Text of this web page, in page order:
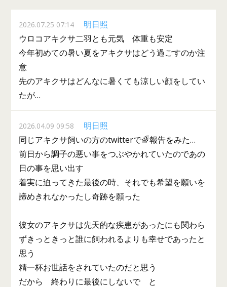
2026.07.25 07:14
明日照
ウロコアキクサ二羽とも元気 体重も安定
今年初めての暑い夏をアキクサはどう過ごすのか注
意
先のアキクサはどんなに暑くても涼しい顔をしてい
たが…
2026.04.09 09:58
明日照
同じアキクサ飼いの方のtwitterで🌈報告をみた…
前日から調子の悪い事をつぶやかれていたのであの
日の事を思い出す
着実に迫ってきた最後の時、それでも希望を願いを
諦めきれなかったし奇跡を願った
彼女のアキクサは先天的な疾患があったにも関わら
ずきっときっと誰に飼われるよりも幸せであったと
思う
精一杯お世話をされていたのだと思う
だから 終わりに最後にしないで と